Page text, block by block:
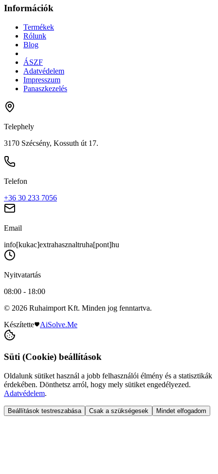
Információk
Termékek
Rólunk
Blog
ÁSZF
Adatvédelem
Impresszum
Panaszkezelés
Telephely
3170 Szécsény, Kossuth út 17.
Telefon
+36 30 233 7056
Email
info[kukac]extrahasznaltruha[pont]hu
Nyitvatartás
08:00 - 18:00
© 2026 Ruhaimport Kft. Minden jog fenntartva.
Készítette
AiSolve.Me
Süti (Cookie) beállítások
Oldalunk sütiket használ a jobb felhasználói élmény és a statisztikák
érdekében. Dönthetsz arról, hogy mely sütiket engedélyezed.
Adatvédelem.
Beállítások testreszabása Csak a szükségesek Mindet elfogadom